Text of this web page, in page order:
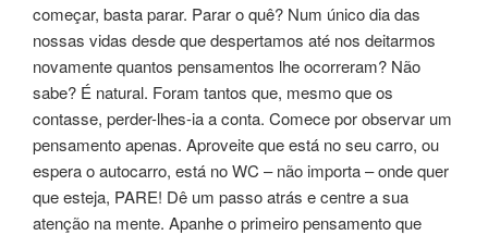
começar, basta parar. Parar o quê? Num único dia das
nossas vidas desde que despertamos até nos deitarmos
novamente quantos pensamentos lhe ocorreram? Não
sabe? É natural. Foram tantos que, mesmo que os
contasse, perder-lhes-ia a conta. Comece por observar um
pensamento apenas. Aproveite que está no seu carro, ou
espera o autocarro, está no WC – não importa – onde quer
que esteja, PARE! Dê um passo atrás e centre a sua
atenção na mente. Apanhe o primeiro pensamento que